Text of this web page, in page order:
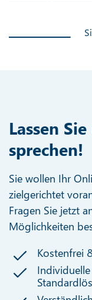
Hamburg
Holstenwiete 15
22763 Hamburg
+49 40 3808930